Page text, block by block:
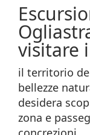
visitare
il territorio
bellezze
desidera
zona e